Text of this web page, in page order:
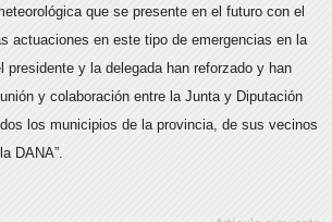
que se presente en el futuro con el
actuaciones en este tipo de emergencias en la
presidente y la delegada han reforzado y han
y colaboración entre la Junta y Diputación
los municipios de la provincia, de sus vecinos
DANA”.